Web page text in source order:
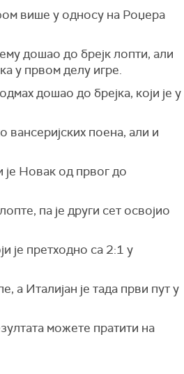
више у односу на Роџера
дошао до брејк лопти, али
у првом делу игре.
дошао до брејка, који је у
вансеријских поена, али и
је Новак од првог до
па је други сет освојио
је претходно са 2:1 у
а Италијан је тада први пут у
можете пратити на